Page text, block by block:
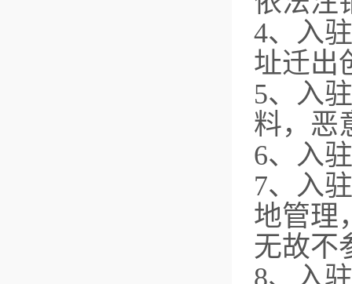
4、入
址迁出
5、入
料，恶
6、入
7、入
地管理
无故不
8、入